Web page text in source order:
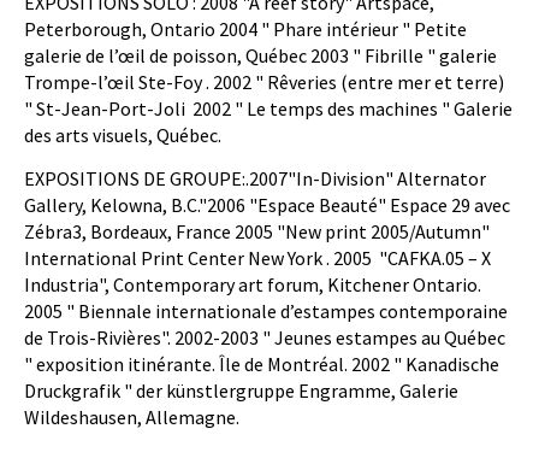
Peterborough, Ontario 2004 " Phare intérieur " Petite
galerie de l’œil de poisson, Québec 2003 " Fibrille " galerie
Trompe-l’œil Ste-Foy . 2002 " Rêveries (entre mer et terre)
" St-Jean-Port-Joli 2002 " Le temps des machines " Galerie
des arts visuels, Québec.
EXPOSITIONS DE GROUPE:.2007"In-Division" Alternator
Gallery, Kelowna, B.C."2006 "Espace Beauté" Espace 29 avec
Zébra3, Bordeaux, France 2005 "New print 2005/Autumn"
International Print Center New York . 2005 "CAFKA.05 – X
Industria", Contemporary art forum, Kitchener Ontario.
2005 " Biennale internationale d’estampes contemporaine
de Trois-Rivières". 2002-2003 " Jeunes estampes au Québec
" exposition itinérante. Île de Montréal. 2002 " Kanadische
Druckgrafik " der künstlergruppe Engramme, Galerie
Wildeshausen, Allemagne.